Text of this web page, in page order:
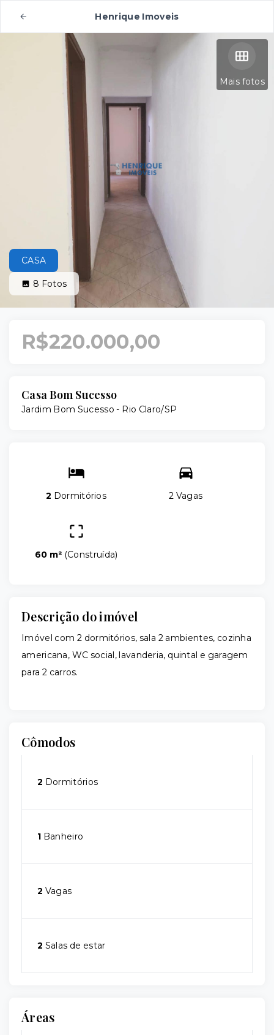
Henrique Imoveis
Mais fotos
CASA
8 Fotos
R$220.000,00
Casa Bom Sucesso
Jardim Bom Sucesso - Rio Claro/SP
2 Dormitórios 2 Vagas
60 m² (Construída)
Descrição do imóvel
Imóvel com 2 dormitórios, sala 2 ambientes, cozinha
americana, WC social, lavanderia, quintal e garagem
para 2 carros.
Cômodos
2 Dormitórios
1 Banheiro
2 Vagas
2 Salas de estar
Áreas